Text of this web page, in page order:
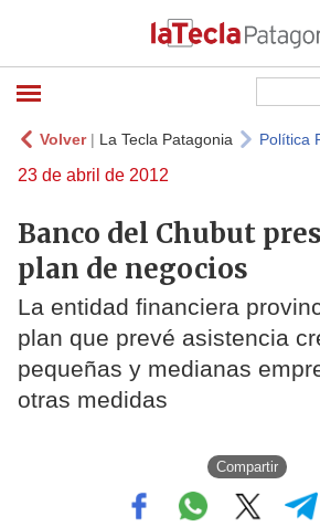
Volver| La Tecla Patagonia Política
23 de abril de 2012
Banco del Chubut
plan de negocios
La entidad financiera
plan que prevé asistencia
pequeñas y medianas
otras medidas
Compartir